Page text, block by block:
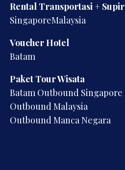
Rental Transportasi + Supir
SingaporeMalaysia
Voucher Hotel
Batam
Paket Tour Wisata
Batam Outbound Singapore
Outbound Malaysia
Outbound Manca Negara